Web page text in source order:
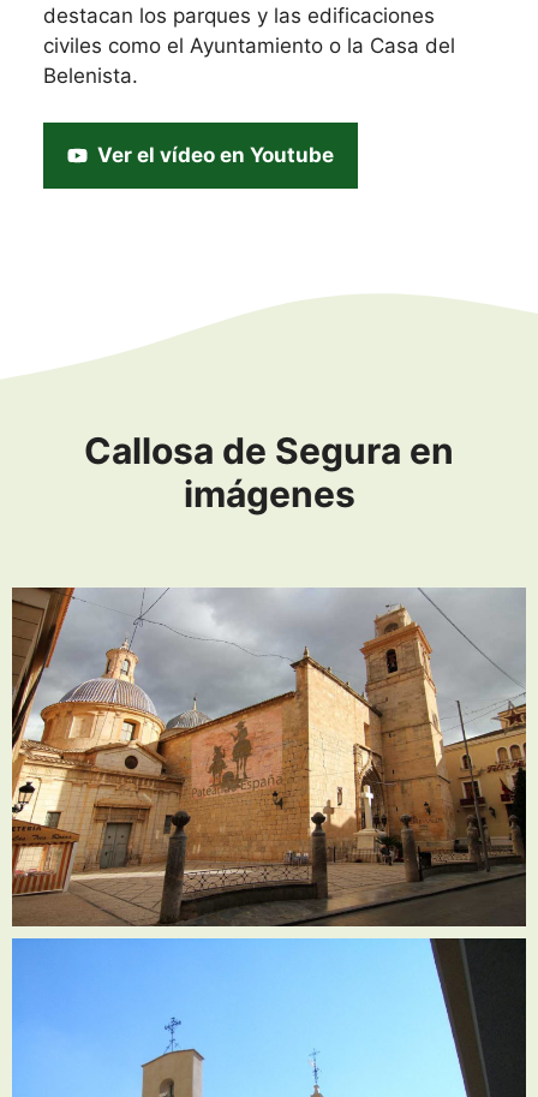
destacan los parques y las edificaciones
civiles como el Ayuntamiento o la Casa del
Belenista.
Ver el vídeo en Youtube
Callosa de Segura en
imágenes